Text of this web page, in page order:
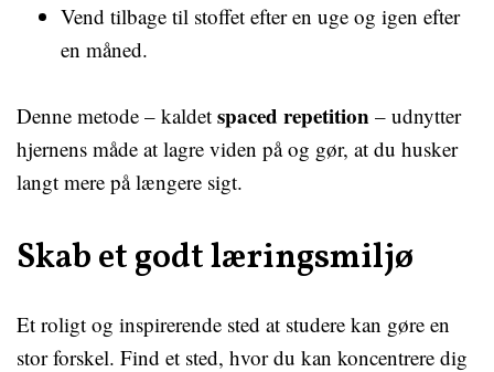
Vend tilbage til stoffet efter en uge og igen efter
en måned.
Denne metode – kaldet spaced repetition – udnytter
hjernens måde at lagre viden på og gør, at du husker
langt mere på længere sigt.
Skab et godt læringsmiljø
Et roligt og inspirerende sted at studere kan gøre en
stor forskel. Find et sted, hvor du kan koncentrere dig